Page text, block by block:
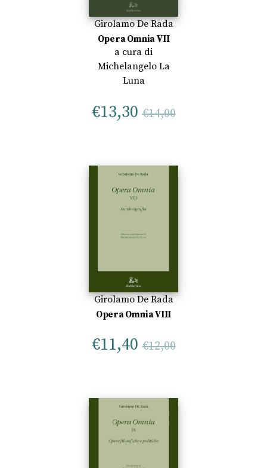
Girolamo De Rada
Opera Omnia VII
a cura di
Michelangelo La
Luna
€13,30 €14,00
Girolamo De Rada
Opera Omnia VIII
€11,40 €12,00